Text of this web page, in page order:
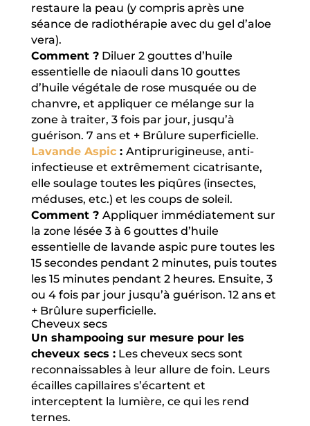
restaure la peau (y compris après une
séance de radiothérapie avec du gel d’aloe
vera).
Comment ?Diluer 2 gouttes d’huile
essentielle de niaouli dans 10 gouttes
d’huile végétale de rose musquée ou de
chanvre, et appliquer ce mélange sur la
zone à traiter, 3 fois par jour, jusqu’à
guérison. 7 ans et + Brûlure superficielle.
Lavande Aspic: Antiprurigineuse, anti-
infectieuse et extrêmement cicatrisante,
elle soulage toutes les piqûres (insectes,
méduses, etc.) et les coups de soleil.
Comment ? Appliquer immédiatement sur
la zone lésée 3 à 6 gouttes d’huile
essentielle de lavande aspic pure toutes les
15 secondes pendant 2 minutes, puis toutes
les 15 minutes pendant 2 heures. Ensuite, 3
ou 4 fois par jour jusqu’à guérison. 12 ans et
+ Brûlure superficielle.
Cheveux secs
Un shampooing sur mesure pour les
cheveux secs :Les cheveux secs sont
reconnaissables à leur allure de foin. Leurs
écailles capillaires s’écartent et
interceptent la lumière, ce qui les rend
ternes.